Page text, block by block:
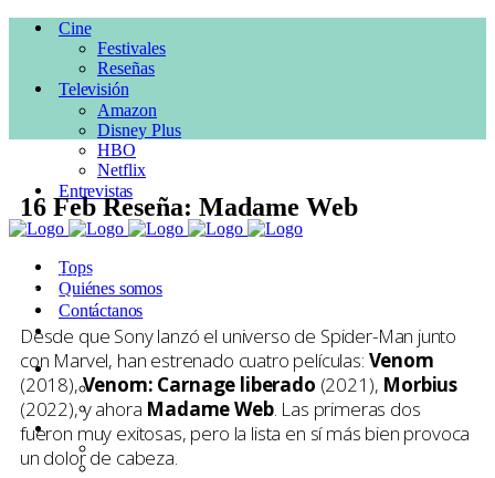
Cine
Festivales
Reseñas
Televisión
Amazon
Disney Plus
HBO
Netflix
Entrevistas
Tops
Quiénes somos
Contáctanos
Cine
Festivales
Reseñas
Televisión
Amazon
Disney Plus
16 FebReseña: Madame Web
Pepe Ruiloba
Likes
Desde que Sony lanzó el universo de Spider-Man junto
con Marvel, han estrenado cuatro películas: Venom
(2018),Venom: Carnage liberado (2021), Morbius
(2022), y ahora Madame Web. Las primeras dos
fueron muy exitosas, pero la lista en sí más bien provoca
un dolor de cabeza.